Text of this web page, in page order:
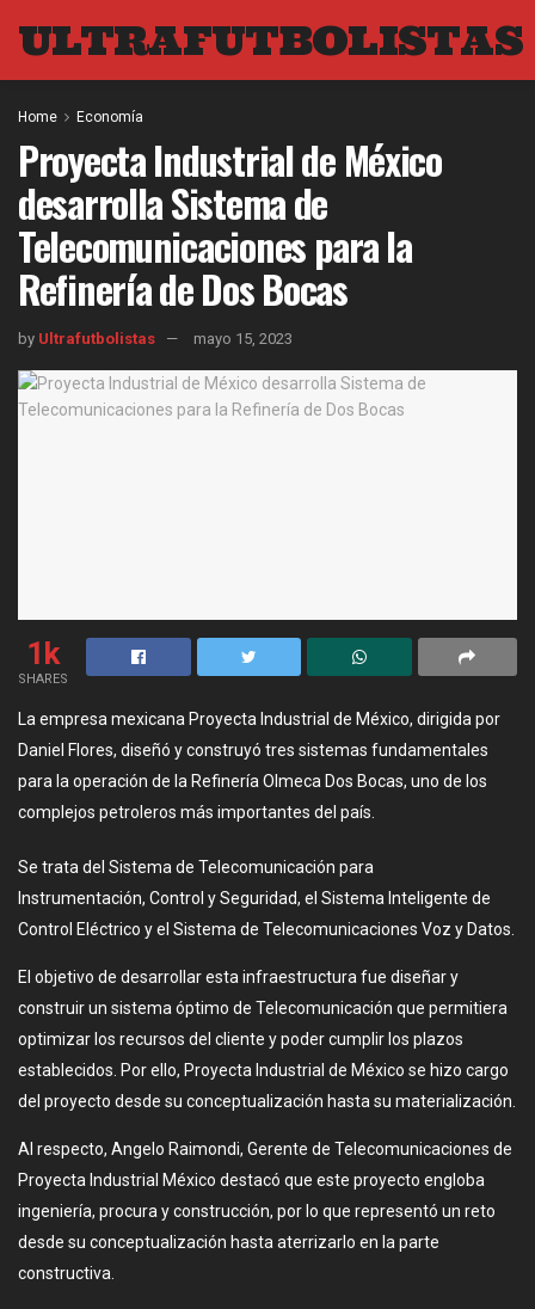
ULTRAFUTBOLISTAS
Home Economía
Proyecta Industrial de México
desarrolla Sistema de
Telecomunicaciones para la
Refinería de Dos Bocas
by Ultrafutbolistas mayo 15, 2023
1k
SHARES
La empresa mexicana Proyecta Industrial de México, dirigida por
Daniel Flores, diseñó y construyó tres sistemas fundamentales
para la operación de la Refinería Olmeca Dos Bocas, uno de los
complejos petroleros más importantes del país.
Se trata del Sistema de Telecomunicación para
Instrumentación, Control y Seguridad, el Sistema Inteligente de
Control Eléctrico y el Sistema de Telecomunicaciones Voz y Datos.
El objetivo de desarrollar esta infraestructura fue diseñar y
construir un sistema óptimo de Telecomunicación que permitiera
optimizar los recursos del cliente y poder cumplir los plazos
establecidos. Por ello, Proyecta Industrial de México se hizo cargo
del proyecto desde su conceptualización hasta su materialización.
Al respecto, Angelo Raimondi, Gerente de Telecomunicaciones de
Proyecta Industrial México destacó que este proyecto engloba
ingeniería, procura y construcción, por lo que representó un reto
desde su conceptualización hasta aterrizarlo en la parte
constructiva.